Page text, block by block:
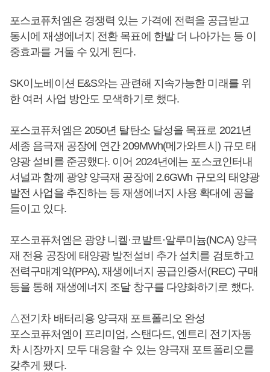
포스코퓨처엠은 경쟁력 있는 가격에 전력을 공급받고
동시에 재생에너지 전환 목표에 한발 더 나아가는 등 이
중효과를 거둘 수 있게 된다.
SK이노베이션 E&S와는 관련해 지속가능한 미래를 위
한 여러 사업 방안도 모색하기로 했다.
포스코퓨처엠은 2050년 탈탄소 달성을 목표로 2021년
세종 음극재 공장에 연간 209MWh(메가와트시) 규모 태
양광 설비를 준공했다. 이어 2024년에는 포스코인터내
셔널과 함께 광양 양극재 공장에 2.6GWh 규모의 태양광
발전 사업을 추진하는 등 재생에너지 사용 확대에 공을
들이고 있다.
포스코퓨처엠은 광양 니켈·코발트·알루미늄(NCA) 양극
재 전용 공장에 태양광 발전설비 추가 설치를 검토하고
전력구매계약(PPA), 재생에너지 공급인증서(REC) 구매
등을 통해 재생에너지 조달 창구를 다양화하기로 했다.
△전기차 배터리용 양극재 포트폴리오 완성
포스코퓨처엠이 프리미엄, 스탠다드, 엔트리 전기자동
차 시장까지 모두 대응할 수 있는 양극재 포트폴리오를
갖추게 됐다.